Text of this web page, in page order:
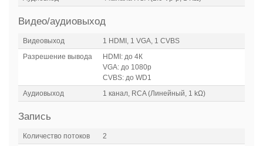
Видео/аудиовыход
Видеовыход
1 HDMI, 1 VGA, 1 CVBS
Разрешение вывода
HDMI: до 4К
VGA: до 1080p
CVBS: до WD1
Аудиовыход
1 канал, RCA (Линейный, 1 kΩ)
Запись
Количество потоков
2